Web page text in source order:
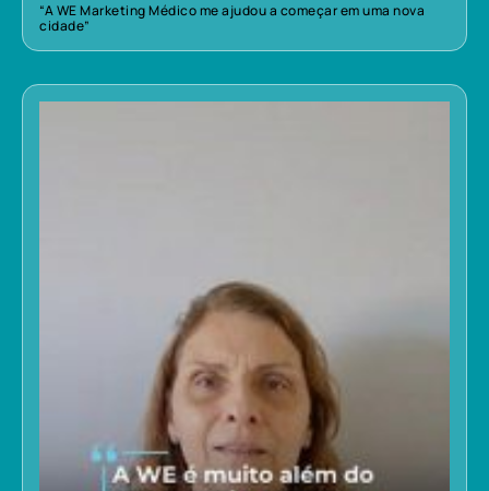
“A WE Marketing Médico me ajudou a começar em uma nova
cidade”